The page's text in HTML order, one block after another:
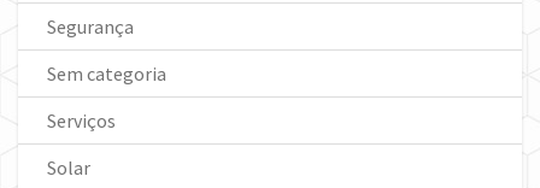
Segurança
Sem categoria
Serviços
Solar